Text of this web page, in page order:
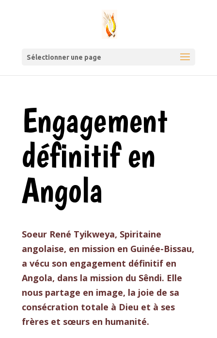
Sélectionner une page
Engagement
définitif en
Angola
Soeur René Tyikweya, Spiritaine
angolaise, en mission en Guinée-Bissau,
a vécu son engagement définitif en
Angola, dans la mission du Sêndi. Elle
nous partage en image, la joie de sa
consécration totale à Dieu et à ses
frères et sœurs en humanité.